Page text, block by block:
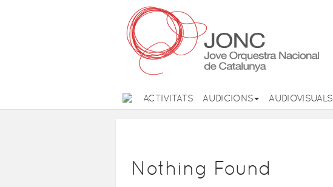
ACTIVITATS AUDICIONS AUDIOVISUALS
Nothing Found